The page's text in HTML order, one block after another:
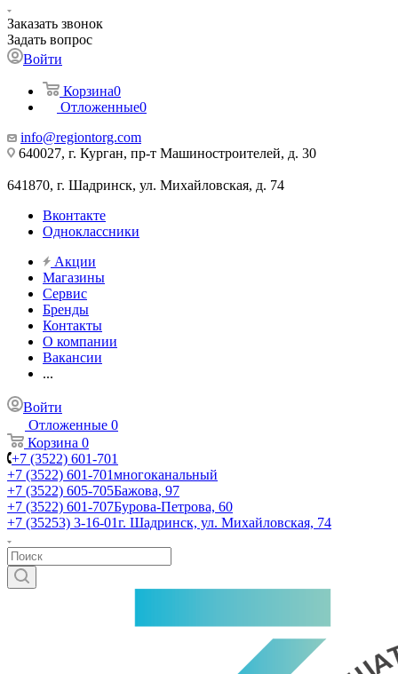
Заказать звонок
Задать вопрос
Войти
Корзина0
Отложенные0
info@regiontorg.com
640027, г. Курган, пр-т Машиностроителей, д. 30
641870, г. Шадринск, ул. Михайловская, д. 74
Вконтакте
Одноклассники
Акции
Магазины
Сервис
Бренды
Контакты
О компании
Вакансии
...
Войти
Отложенные 0
Корзина 0
+7 (3522) 601-701
+7 (3522) 601-701многоканальный
+7 (3522) 605-705Бажова, 97
+7 (3522) 601-707Бурова-Петрова, 60
+7 (35253) 3-16-01г. Шадринск, ул. Михайловская, 74